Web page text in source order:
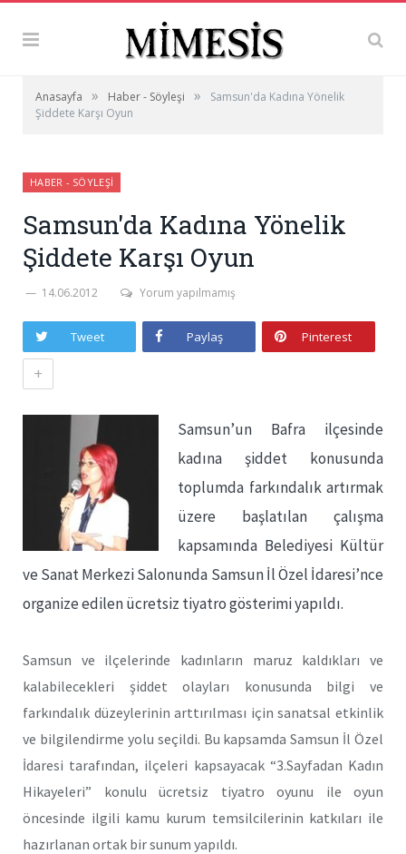
Anasayfa » Haber - Söyleşi »
Samsun'da Kadına Yönelik
Şiddete Karşı Oyun
HABER - SÖYLEŞI
Samsun'da Kadına Yönelik
Şiddete Karşı Oyun
14.06.2012 Yorum yapılmamış
Tweet Paylaş Pinterest
+
Samsun’un Bafra ilçesinde
kadına şiddet konusunda
toplumda farkındalık artırmak
üzere başlatılan çalışma
kapsamında Belediyesi Kültür
ve Sanat Merkezi Salonunda Samsun İl Özel İdaresi’nce
organize edilen ücretsiz tiyatro gösterimi yapıldı.
Samsun ve ilçelerinde kadınların maruz kaldıkları ve
kalabilecekleri şiddet olayları konusunda bilgi ve
farkındalık düzeylerinin arttırılması için sanatsal etkinlik
ve bilgilendirme yolu seçildi. Bu kapsamda Samsun İl Özel
İdaresi tarafından, ilçeleri kapsayacak “3.Sayfadan Kadın
Hikayeleri” konulu ücretsiz tiyatro oyunu ile oyun
öncesinde ilgili kamu kurum temsilcilerinin katkıları ile
hazırlanan ortak bir sunum yapıldı.